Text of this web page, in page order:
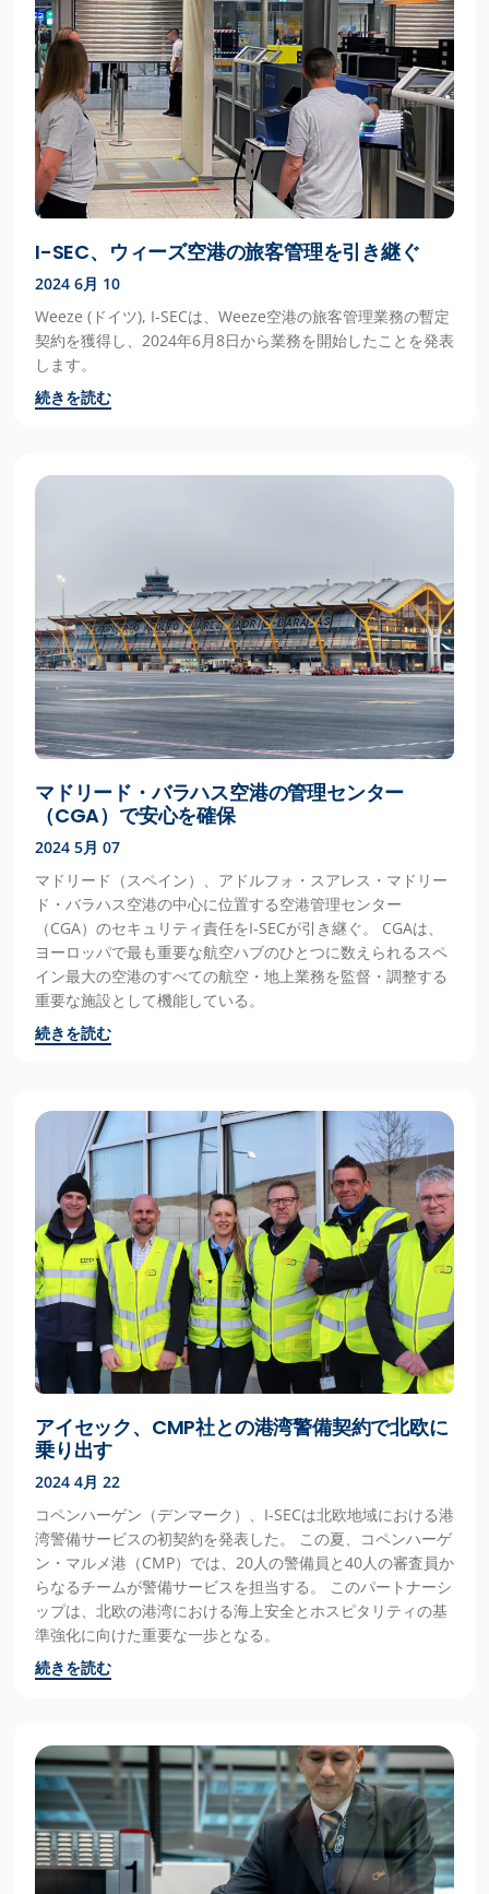
I-SEC、ウィーズ空港の旅客管理を引き継ぐ
2024 6月 10
Weeze (ドイツ), I-SECは、Weeze空港の旅客管理業務の暫定
契約を獲得し、2024年6月8日から業務を開始したことを発表
します。
続きを読む
マドリード・バラハス空港の管理センター
（CGA）で安心を確保
2024 5月 07
マドリード（スペイン）、アドルフォ・スアレス・マドリー
ド・バラハス空港の中心に位置する空港管理センター
（CGA）のセキュリティ責任をI-SECが引き継ぐ。 CGAは、
ヨーロッパで最も重要な航空ハブのひとつに数えられるスペ
イン最大の空港のすべての航空・地上業務を監督・調整する
重要な施設として機能している。
続きを読む
アイセック、CMP社との港湾警備契約で北欧に
乗り出す
2024 4月 22
コペンハーゲン（デンマーク）、I-SECは北欧地域における港
湾警備サービスの初契約を発表した。 この夏、コペンハーゲ
ン・マルメ港（CMP）では、20人の警備員と40人の審査員か
らなるチームが警備サービスを担当する。 このパートナーシ
ップは、北欧の港湾における海上安全とホスピタリティの基
準強化に向けた重要な一歩となる。
続きを読む